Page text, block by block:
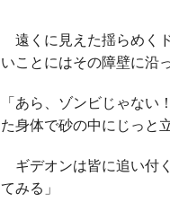
遠くに見えた揺らめく
いことにはその障壁に沿
「あら、ゾンビじゃな
た身体で砂の中にじっと
ギデオンは皆に追い付
てみる」